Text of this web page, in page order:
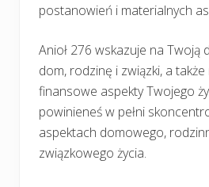
postanowień i materialnych
Anioł 276 wskazuje na Twoją
dom, rodzinę i związki, a
finansowe aspekty Twojego
powinieneś w pełni
aspektach domowego,
związkowego życia.